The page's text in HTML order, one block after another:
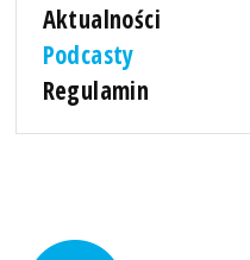
Aktualności
Podcasty
Regulamin